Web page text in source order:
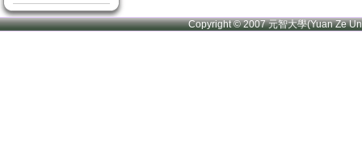
Copyright © 2007 元智大學(Yuan Ze